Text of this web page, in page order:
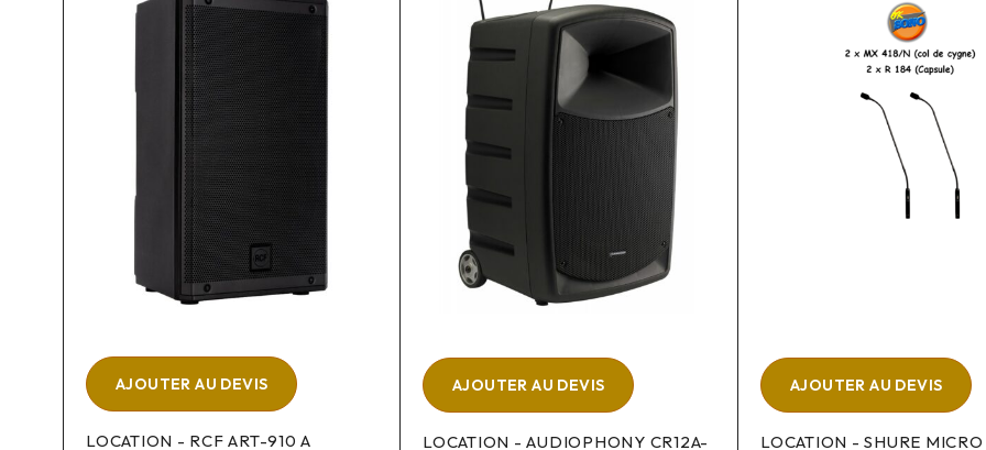
AJOUTER AU DEVIS
LOCATION - RCF ART-910 A
AJOUTER AU DEVIS
LOCATION - AUDIOPHONY CR12A-
AJOUTER AU DEVIS
LOCATION - SHURE MICRO